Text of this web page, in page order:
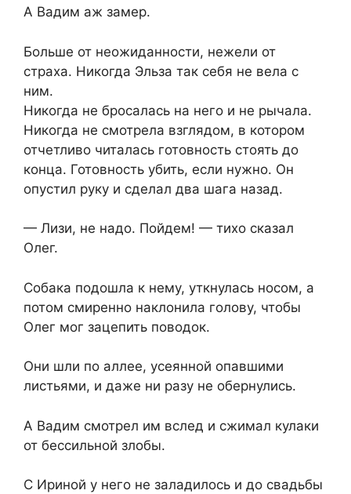
А Вадим аж замер.
Больше от неожиданности, нежели от
страха. Никогда Эльза так себя не вела с
ним.
Никогда не бросалась на него и не рычала.
Никогда не смотрела взглядом, в котором
отчетливо читалась готовность стоять до
конца. Готовность убить, если нужно. Он
опустил руку и сделал два шага назад.
— Лизи, не надо. Пойдем! — тихо сказал
Олег.
Собака подошла к нему, уткнулась носом, а
потом смиренно наклонила голову, чтобы
Олег мог зацепить поводок.
Они шли по аллее, усеянной опавшими
листьями, и даже ни разу не обернулись.
А Вадим смотрел им вслед и сжимал кулаки
от бессильной злобы.
С Ириной у него не заладилось и до свадьбы